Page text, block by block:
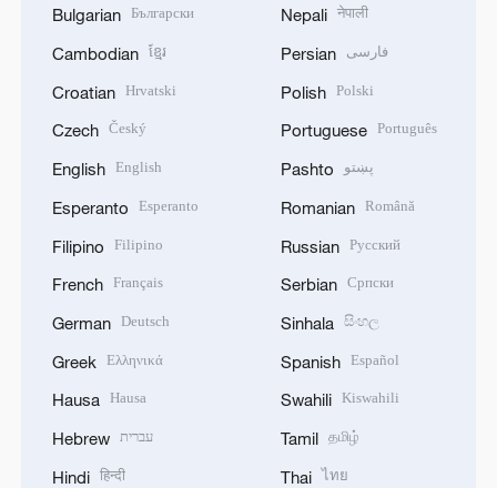
Bulgarian Български
Cambodian ខ្មែរ
Croatian Hrvatski
Czech Český
English English
Esperanto Esperanto
Filipino Filipino
French Français
German Deutsch
Greek Ελληνικά
Hausa Hausa
Hebrew עברית
Hindi हिन्दी
Nepali नेपाली
Persian فارسی
Polish Polski
Portuguese Português
Pashto پښتو
Romanian Română
Russian Русский
Serbian Српски
Sinhala සිංහල
Spanish Español
Swahili Kiswahili
Tamil தமிழ்
Thai ไทย